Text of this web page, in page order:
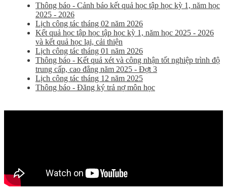
Thông báo - Cảnh báo kết quả học tập học kỳ 1, năm học
2025 - 2026
Lịch công tác tháng 02 năm 2026
Kết quả học tập học tập học kỳ 1, năm học 2025 - 2026
và kết quả học lại, cải thiện
Lịch công tác tháng 01 năm 2026
Thông báo - Kết quả xét và công nhận tốt nghiệp trình độ
trung cấp, cao đẳng năm 2025 - Đợt 3
Lịch công tác tháng 12 năm 2025
Thông báo - Đăng ký trả nợ môn học